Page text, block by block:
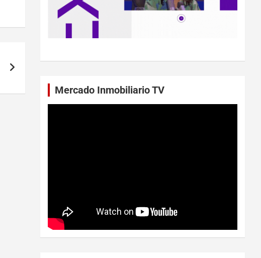
Mercado Inmobiliario TV